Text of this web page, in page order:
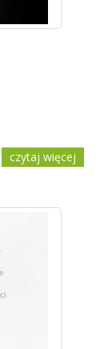
czytaj więcej